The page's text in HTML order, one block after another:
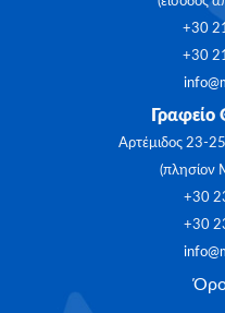
+30
+30
Γραφείο
Αρτέμιδος 23-
(πλησίον
+30
+30